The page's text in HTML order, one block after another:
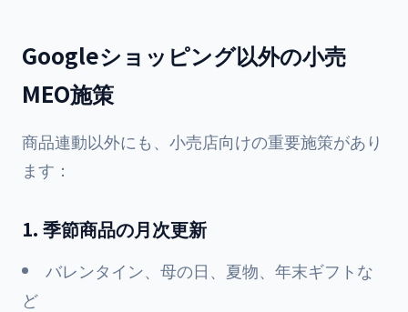
Googleショッピング以外の小売
MEO施策
商品連動以外にも、小売店向けの重要施策があり
ます：
1. 季節商品の月次更新
バレンタイン、母の日、夏物、年末ギフトな
ど